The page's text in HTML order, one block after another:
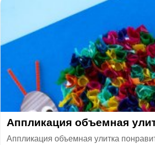
Аппликация объемная
Аппликация объемная улитка